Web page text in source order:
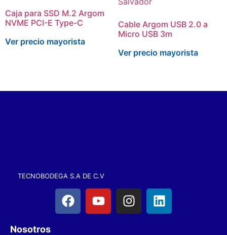
Caja para SSD M.2 Argom
NVME PCI-E Type-C
Ver precio mayorista
Cable Argom USB 2.0 a
Micro USB 3m
Ver precio mayorista
TECNOBODEGA S.A DE C.V
Nosotros